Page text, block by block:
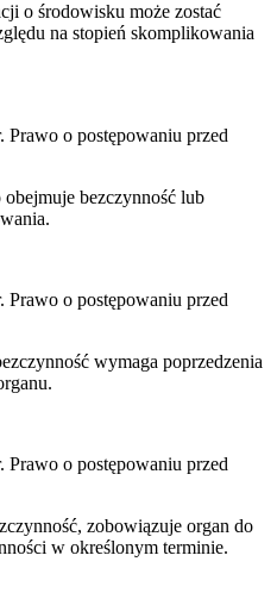
o środowisku może zostać
na stopień skomplikowania
Prawo o postępowaniu przed
bezczynność lub
Prawo o postępowaniu przed
wymaga poprzedzenia
Prawo o postępowaniu przed
zobowiązuje organ do
w określonym terminie.